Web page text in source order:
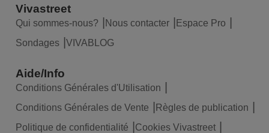
Vivastreet
Qui sommes-nous? Nous contacter
Espace Pro
Sondages
VIVABLOG
Aide/Info
Conditions Générales d'Utilisation
Conditions Générales de Vente
Règles de publication
Politique de confidentialité
Cookies Vivastreet